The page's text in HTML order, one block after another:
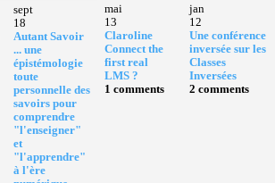
sept
18
Autant Savoir
... une
épistémologie
toute
personnelle des
savoirs pour
comprendre
"l'enseigner"
et
"l'apprendre"
à l'ère
mai
13
Claroline
Connect the
first real
LMS ?
1 comments
jan
12
Une conférence
inversée sur les
Classes
Inversées
2 comments